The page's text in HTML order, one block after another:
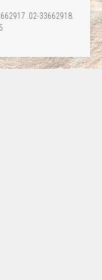
.02-33662918.